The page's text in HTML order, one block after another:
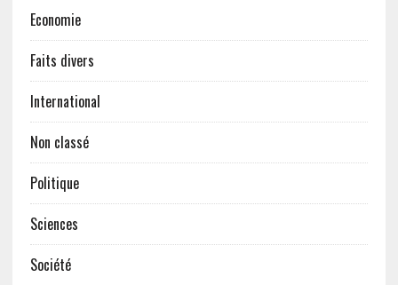
Economie
Faits divers
International
Non classé
Politique
Sciences
Société